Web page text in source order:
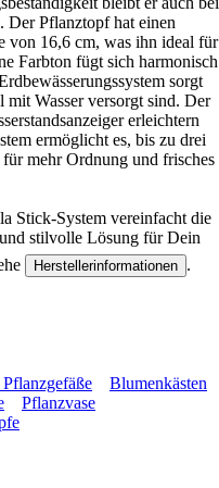
Der Pflanztopf hat einen
von 16,6 cm, was ihn ideal für
Farbton fügt sich harmonisch
sorgt
mit Wasser versorgt sind. Der
erleichtern
ermöglicht es, bis zu drei
mehr Ordnung und frisches
Stick-System vereinfacht die
stilvolle Lösung für Dein
Herstellerinformationen .
Blumenkästen
Pflanzvase